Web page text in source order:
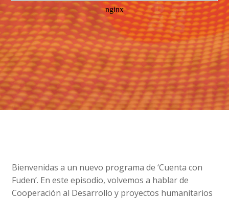
Bienvenidas a un nuevo programa de ‘Cuenta con
Fuden’. En este episodio, volvemos a hablar de
Cooperación al Desarrollo y proyectos humanitarios